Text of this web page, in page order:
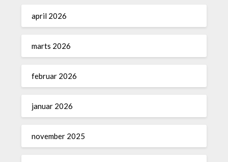
april 2026
marts 2026
februar 2026
januar 2026
november 2025